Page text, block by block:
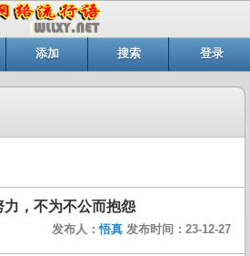
添加 搜索 登录
力，不为不公而抱怨
发布人：悟真 发布时间：23-12-27